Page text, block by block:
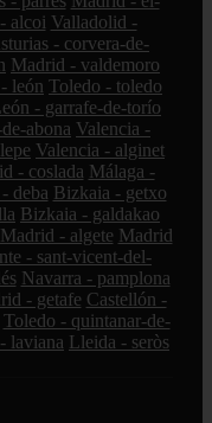
alcoi Valladolid -
- corvera-de-
Madrid - valdemoro
león Toledo - toledo
- garrafe-de-torío
abona Valencia -
Valencia - alginet
- coslada Málaga -
deba Bizkaia - getxo
Bizkaia - galdakao
Madrid - algete Madrid
- sant-vicent-del-
Navarra - pamplona
- getafe Castellón -
Toledo - quintanar-de-
laviana Lleida - seròs